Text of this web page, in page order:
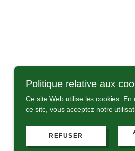
Politique relative aux
Ce site Web utilise les cookies. En
ce site, vous acceptez notre
REFUSER